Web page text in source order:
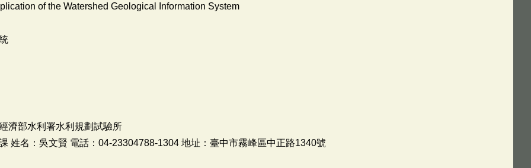
of the Watershed Geological Information System
濟部水利署水利規劃試驗所
姓名：吳文賢 電話：04-23304788-1304 地址：臺中市霧峰區中正路1340號